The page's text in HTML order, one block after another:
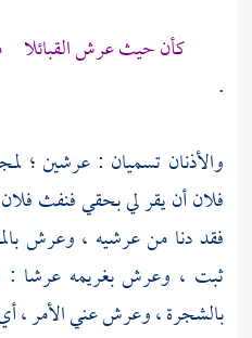
كأن حيث عرش القبائلا
.
والأذنان تسميان : عرشين ؛
فلان أن يقر لي بحقي فنفث
فقد دنا من عرشيه ، وعرش
ثبت ، وعرش بغريمه عرشا :
بالشجرة ، وعرش عني الأمر ،